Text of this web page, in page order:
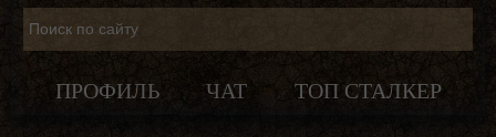
ПРОФИЛЬ ЧАТ ТОП СТАЛКЕР